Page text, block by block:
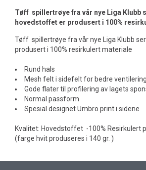
Tøff spillertrøye fra vår nye Liga Klubb
hovedstoffet er produsert i 100%
Tøff spillertrøye fra vår nye Liga Klubb
produsert i 100% resirkulert materiale
Rund hals
Mesh felt i sidefelt for bedre ventilering
Gode flater til profilering av lagets
Normal passform
Spesial designet Umbro print i sidene
Kvalitet: Hovedstoffet -100% Resirkulert
(farge hvit produseres i 140 gr. )